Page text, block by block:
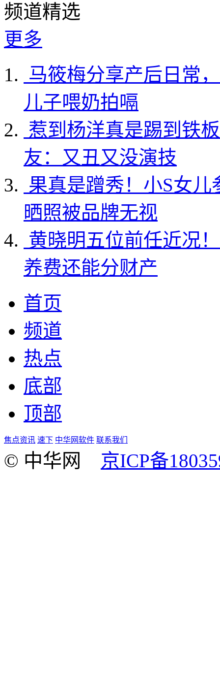
频道精选
更多
马筱梅分享产后日常
儿子喂奶拍嗝
惹到杨洋真是踢到铁
友：又丑又没演技
果真是蹭秀！小S女
晒照被品牌无视
黄晓明五位前任近况
养费还能分财产
首页
频道
热点
底部
顶部
焦点资讯 速下 中华网软件 联系我们
© 中华网 京ICP备